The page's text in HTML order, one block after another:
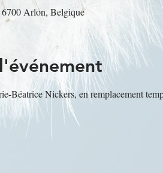
Arlon, Belgique
Béatrice Nickers, en remplacement